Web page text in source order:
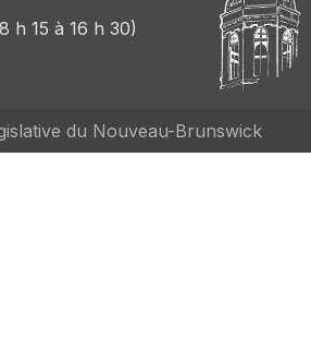
h 15 à 16 h 30)
du Nouveau-Brunswick